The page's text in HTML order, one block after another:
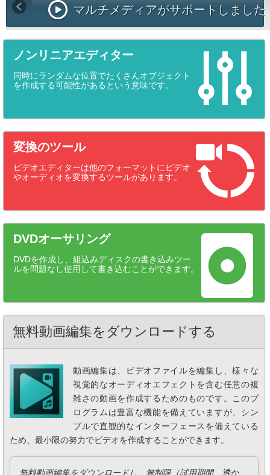
マルチメディアがサポートしました
ノンリニアエディター
同時にランダムな位置でたくさんオブジェクト
を作成する可能性があるという意味です。
変換のツール
ビデオエディターは他のフォーマットにビデオ
やオーディオを変換するツールがあります。
DVDオーサリング
DVDを作成し、組込みディスクの書き込みツー
ルを問題なし使用して書き込むことができます。
無料動画編集をダウンロードする
動画編集は、ビデオファイルを編集し、様々な
視覚的なオーディオエフェクトを含む任意の複
雑さの動画を作成するためのものです。このプ
ログラムは豊富な機能を備えていますが、シン
プルで直観的なインターフェースを備えている
ため、最小限の努力でビデオを作成することができます。
無料動画編集をダウンロードし、無制限（試用期間、透か